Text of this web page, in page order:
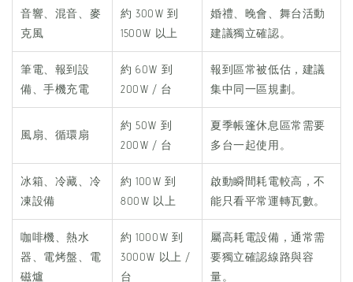
音響、混音、麥
克風
約 300W 到
1500W 以上
婚禮、晚會、舞台活動
建議獨立確認。
筆電、報到設
備、手機充電
約 60W 到
200W / 台
報到區常被低估，建議
集中同一區規劃。
風扇、循環扇
約 50W 到
200W / 台
夏季帳篷休息區常需要
多台一起使用。
冰箱、冷藏、冷
凍設備
約 100W 到
800W 以上
啟動瞬間耗電較高，不
能只看平常運轉瓦數。
咖啡機、熱水
器、電烤盤、電
磁爐
約 1000W 到
3000W 以上 /
台
屬高耗電設備，通常需
要獨立確認線路與容
量。